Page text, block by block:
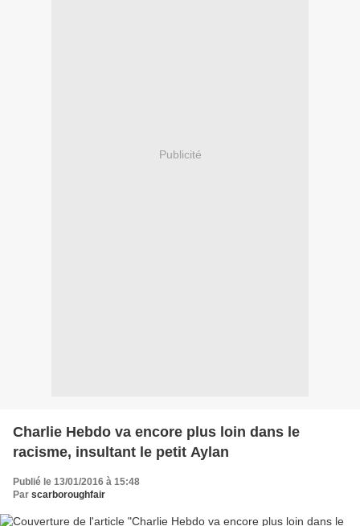
Publicité
Charlie Hebdo va encore plus loin dans le
racisme, insultant le petit Aylan
Publié le 13/01/2016 à 15:48
Par scarboroughfair